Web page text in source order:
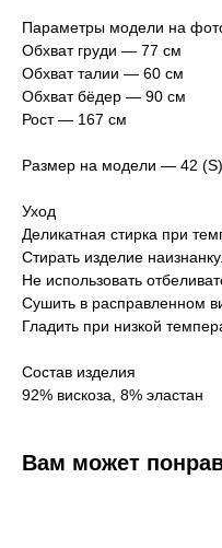
Параметры модели на
Обхват груди — 77 см
Обхват талии — 60 см
Обхват бёдер — 90 см
Рост — 167 см
Размер на модели — 42 (S)
Уход
Деликатная стирка при
Стирать изделие наизнанку.
Не использовать
Сушить в расправленном
Гладить при низкой
Состав изделия
92% вискоза, 8% эластан
Вам может